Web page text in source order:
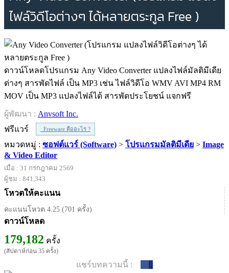
ไฟล์วิดีโอต่างๆ ได้หลายตระกูล Free )
ดาวน์โหลดโปรแกรม Any Video Converter แปลงไฟล์มัลติมีเดีย
ต่างๆ สารพัดไฟล์ เป็น MP3 เช่น ไฟล์วิดีโอ WMV AVI MP4 RM
MOV เป็น MP3 แปลงไฟล์ได้ สารพัดประโยชน์ แจกฟรี
ผู้พัฒนา : Anvsoft Inc.
ฟรีแวร์
Freeware คืออะไร ?
หมวดหมู่ : ซอฟต์แวร์ (Software) > โปรแกรมมัลติมีเดีย > Image
& Video Editor
เมื่อ : 31 กรกฎาคม 2569
ผู้ชม : 841,343
โหวตให้คะแนน
คะแนนโหวต 4.25 (701 ครั้ง)
ดาวน์โหลด
179,182 ครั้ง
(สัปดาห์ก่อน 35 ครั้ง)
แชร์บทความนี้ : 0